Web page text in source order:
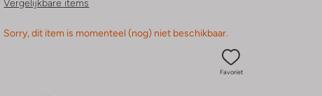
Vergelijkbare items
Sorry, dit item is momenteel (nog) niet beschikbaar.
Favoriet